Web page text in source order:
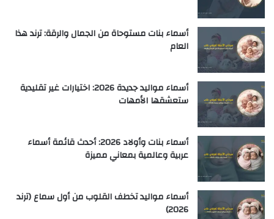
أسماء بنات مستوحاة من الجمال والرقة: ترند هذا
العام
أسماء مواليد جديدة 2026: اختيارات غير تقليدية
ستعشقها الأمهات
أسماء بنات وأولاد 2026: أحدث قائمة أسماء
عربية وعالمية بمعاني مميزة
أسماء مواليد تخطف القلوب من أول سماع (ترند
2026)